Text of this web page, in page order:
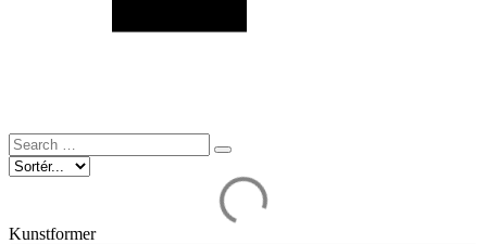
Search
…
Kunstformer